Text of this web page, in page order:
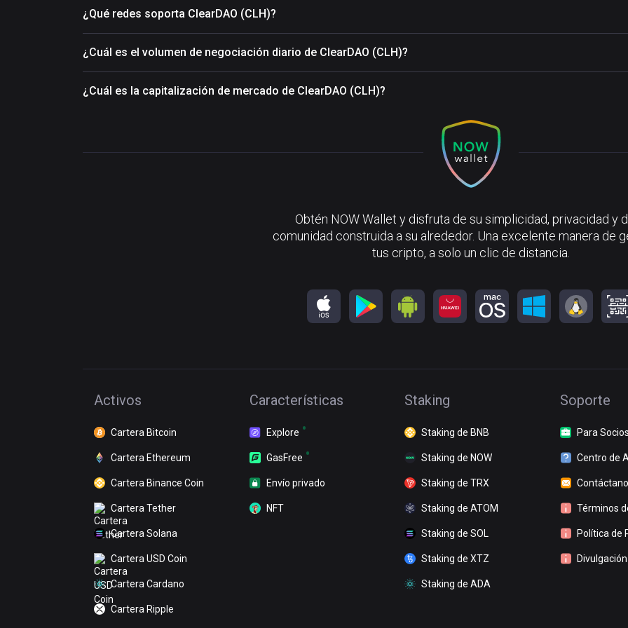
¿Qué redes soporta ClearDAO (CLH)?
¿Cuál es el volumen de negociación diario de ClearDAO (CLH)?
¿Cuál es la capitalización de mercado de ClearDAO (CLH)?
Obtén NOW Wallet y disfruta de su simplicidad, privacidad y
comunidad construida a su alrededor. Una excelente manera de
tus cripto, a solo un clic de distancia.
Activos
Cartera Bitcoin
Cartera Ethereum
Cartera Binance Coin
Cartera Tether
Cartera Solana
Cartera USD Coin
Cartera Cardano
Cartera Ripple
Características
Explore
GasFree
Envío privado
NFT
Staking
Staking de BNB
Staking de NOW
Staking de TRX
Staking de ATOM
Staking de SOL
Staking de XTZ
Staking de ADA
Soporte
Para Socios
Centro de
Términos
Política de